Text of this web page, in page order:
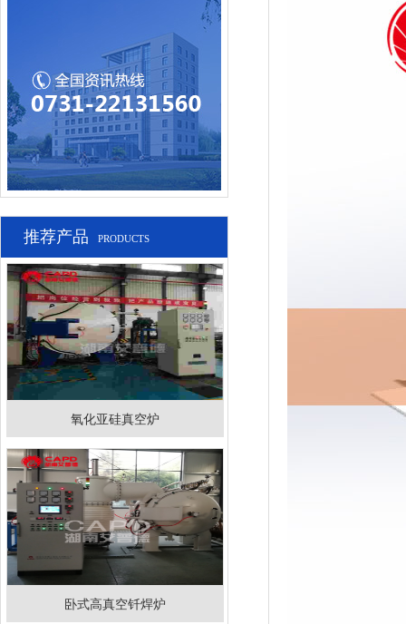
推荐产品 PRODUCTS
氧化亚硅真空炉
卧式高真空钎焊炉